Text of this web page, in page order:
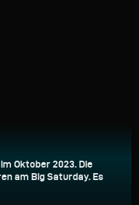
Oktober 2023. Die
am Big Saturday. Es